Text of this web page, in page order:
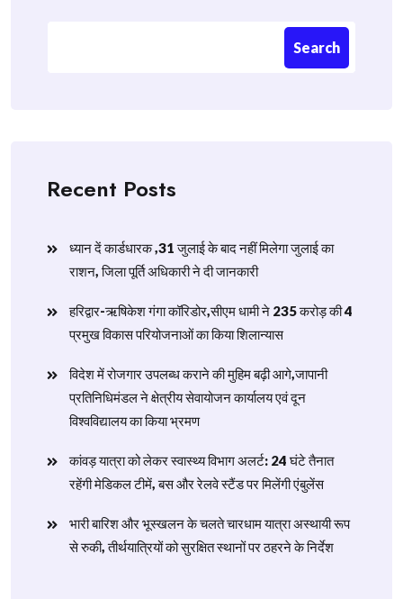
Search
Recent Posts
ध्यान दें कार्डधारक ,31 जुलाई के बाद नहीं मिलेगा जुलाई का
राशन, जिला पूर्ति अधिकारी ने दी जानकारी
हरिद्वार-ऋषिकेश गंगा कॉरिडोर,सीएम धामी ने 235 करोड़ की 4
प्रमुख विकास परियोजनाओं का किया शिलान्यास
विदेश में रोजगार उपलब्ध कराने की मुहिम बढ़ी आगे,जापानी
प्रतिनिधिमंडल ने क्षेत्रीय सेवायोजन कार्यालय एवं दून
विश्वविद्यालय का किया भ्रमण
​कांवड़ यात्रा को लेकर स्वास्थ्य विभाग अलर्ट: 24 घंटे तैनात
रहेंगी मेडिकल टीमें, बस और रेलवे स्टैंड पर मिलेंगी एंबुलेंस
​भारी बारिश और भूस्खलन के चलते चारधाम यात्रा अस्थायी रूप
से रुकी, तीर्थयात्रियों को सुरक्षित स्थानों पर ठहरने के निर्देश